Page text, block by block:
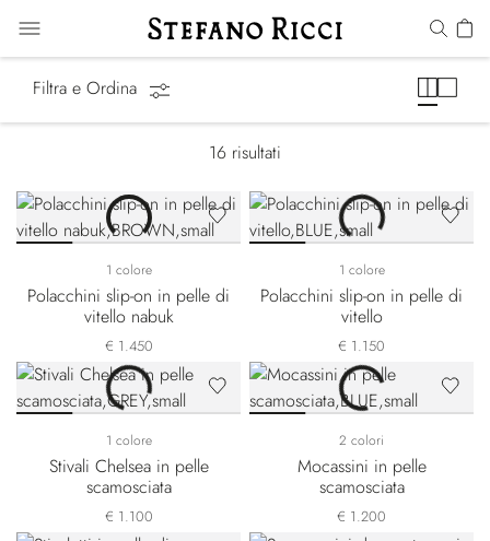
Filtra e Ordina
16 risultati
1 colore
Polacchini slip-on in pelle di
vitello nabuk
€ 1.450
1 colore
Polacchini slip-on in pelle di
vitello
€ 1.150
1 colore
Stivali Chelsea in pelle
scamosciata
€ 1.100
2 colori
Mocassini in pelle
scamosciata
€ 1.200